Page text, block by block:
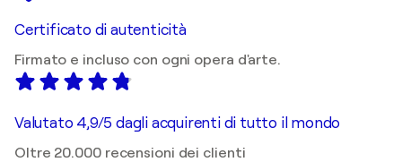
Certificato di autenticità
Firmato e incluso con ogni opera d'arte.
Valutato 4,9/5 dagli acquirenti di tutto il mondo
Oltre 20.000 recensioni dei clienti